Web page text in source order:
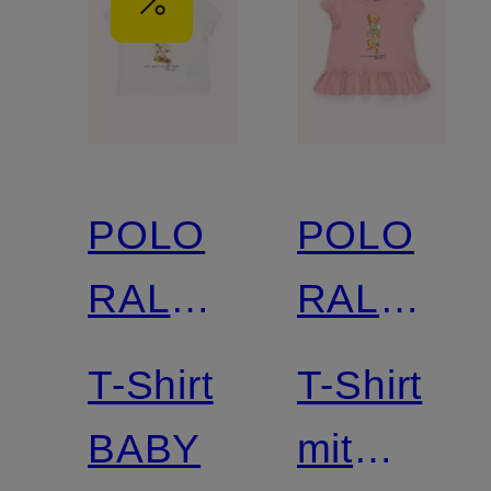
POLO
RALPH
LAUREN
T-Shirt
BABY
POLO
RALPH
LAUREN
T-Shirt
mit